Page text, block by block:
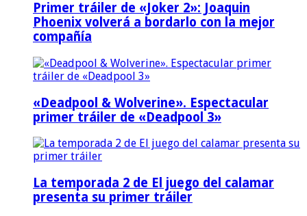
Primer tráiler de «Joker 2»: Joaquin
Phoenix volverá a bordarlo con la mejor
compañía
«Deadpool & Wolverine». Espectacular
primer tráiler de «Deadpool 3»
La temporada 2 de El juego del calamar
presenta su primer tráiler